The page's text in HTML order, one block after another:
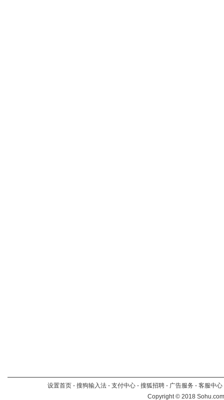
设置首页 - 搜狗输入法 - 支付中心 - 搜狐招聘 - 广告服务 - 客服中心
Copyright©2018